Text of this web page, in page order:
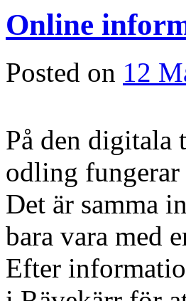
Online
Posted on 12
På den digitala
odling fungerar
Det är samma
bara vara med
Efter